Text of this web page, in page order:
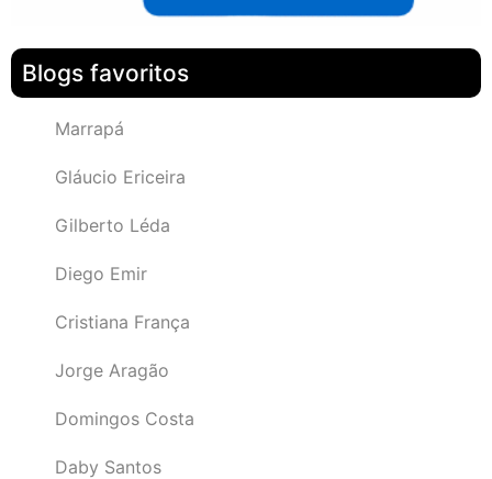
Blogs favoritos
Marrapá
Gláucio Ericeira
Gilberto Léda
Diego Emir
Cristiana França
Jorge Aragão
Domingos Costa
Daby Santos